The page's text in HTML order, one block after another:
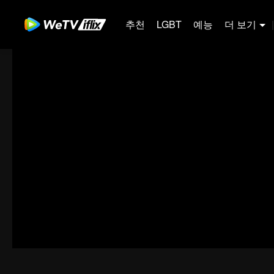
추천 LGBT 예능 더 보기 |